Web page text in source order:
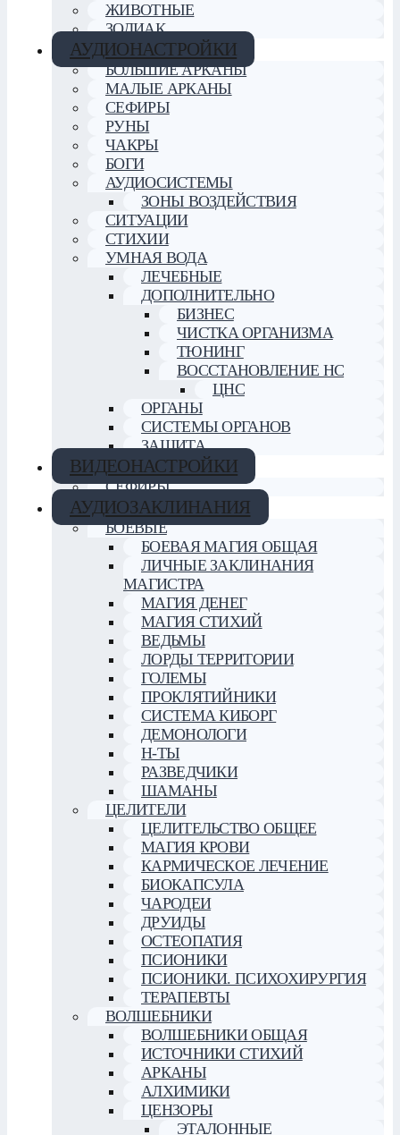
ЖИВОТНЫЕ
ЗОДИАК
АУДИОНАСТРОЙКИ
БОЛЬШИЕ АРКАНЫ
МАЛЫЕ АРКАНЫ
СЕФИРЫ
РУНЫ
ЧАКРЫ
БОГИ
АУДИОСИСТЕМЫ
ЗОНЫ ВОЗДЕЙСТВИЯ
СИТУАЦИИ
СТИХИИ
УМНАЯ ВОДА
ЛЕЧЕБНЫЕ
ДОПОЛНИТЕЛЬНО
БИЗНЕС
ЧИСТКА ОРГАНИЗМА
ТЮНИНГ
ВОССТАНОВЛЕНИЕ НС
ЦНС
ОРГАНЫ
СИСТЕМЫ ОРГАНОВ
ЗАЩИТА
ВИДЕОНАСТРОЙКИ
СЕФИРЫ
АУДИОЗАКЛИНАНИЯ
БОЕВЫЕ
БОЕВАЯ МАГИЯ ОБЩАЯ
ЛИЧНЫЕ ЗАКЛИНАНИЯ
МАГИСТРА
МАГИЯ ДЕНЕГ
МАГИЯ СТИХИЙ
ВЕДЬМЫ
ЛОРДЫ ТЕРРИТОРИИ
ГОЛЕМЫ
ПРОКЛЯТИЙНИКИ
СИСТЕМА КИБОРГ
ДЕМОНОЛОГИ
Н-ТЫ
РАЗВЕДЧИКИ
ШАМАНЫ
ЦЕЛИТЕЛИ
ЦЕЛИТЕЛЬСТВО ОБЩЕЕ
МАГИЯ КРОВИ
КАРМИЧЕСКОЕ ЛЕЧЕНИЕ
БИОКАПСУЛА
ЧАРОДЕИ
ДРУИДЫ
ОСТЕОПАТИЯ
ПСИОНИКИ
ПСИОНИКИ. ПСИХОХИРУРГИЯ
ТЕРАПЕВТЫ
ВОЛШЕБНИКИ
ВОЛШЕБНИКИ ОБЩАЯ
ИСТОЧНИКИ СТИХИЙ
АРКАНЫ
АЛХИМИКИ
ЦЕНЗОРЫ
ЭТАЛОННЫЕ